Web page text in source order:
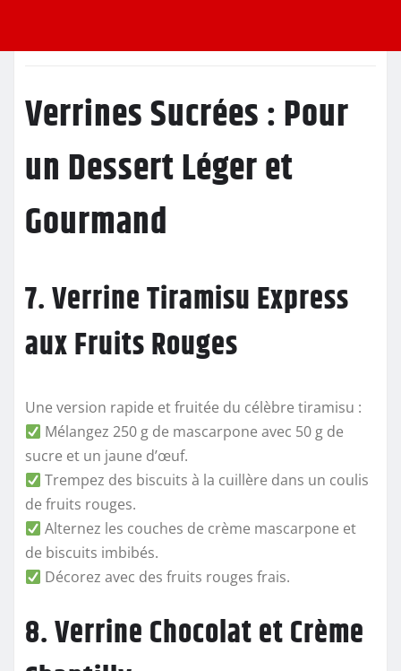
Verrines Sucrées : Pour
un Dessert Léger et
Gourmand
7. Verrine Tiramisu Express
aux Fruits Rouges
Une version rapide et fruitée du célèbre tiramisu :
Mélangez 250 g de mascarpone avec 50 g de
sucre et un jaune d’œuf.
Trempez des biscuits à la cuillère dans un coulis
de fruits rouges.
Alternez les couches de crème mascarpone et
de biscuits imbibés.
Décorez avec des fruits rouges frais.
8. Verrine Chocolat et Crème